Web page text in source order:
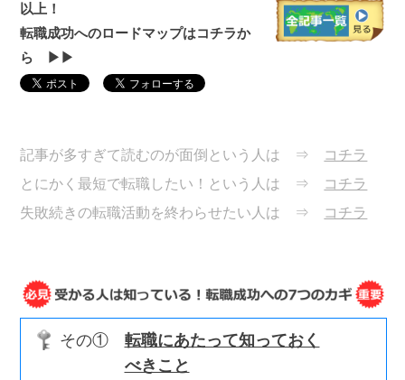
以上！
転職成功へのロードマップはコチラか
ら ▶▶
記事が多すぎて読むのが面倒という人は ⇒
コチラ
とにかく最短で転職したい！という人は ⇒
コチラ
失敗続きの転職活動を終わらせたい人は ⇒
コチラ
その① 転職にあたって知っておく
べきこと